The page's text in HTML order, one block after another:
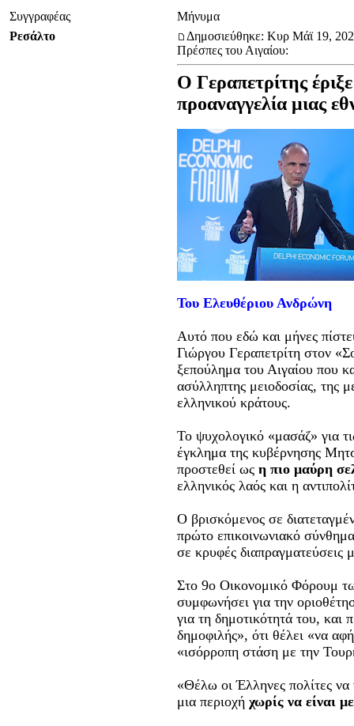
Συγγραφέας
Μήνυμα
Ρεσάλτο
Δημοσιεύθηκε: Κυρ Μάϊ 19,
Πρέσπες του Αιγαίου:
Ο Γεραπετρίτης
προαναγγελία μιας
Του Ελευθέριου Ανδρώνη
Αυτό που εδώ και μήνες
Γιώργου Γεραπετρίτη στον
ξεπούλημα του Αιγαίου που
ασύλληπτης μειοδοσίας, της
ελληνικού κράτους.
Το ψυχολογικό «μασάζ» για
έγκλημα της κυβέρνησης
προστεθεί ως η πιο μαύρη
ελληνικός λαός και η
Ο βρισκόμενος σε
πρώτο επικοινωνιακό
σε κρυφές διαπραγματεύσεις
Στο 9ο Οικονομικό Φόρουμ
συμφωνήσει για την
για τη δημοτικότητά του, και
δημοφιλής», ότι θέλει «να
«ισόρροπη στάση με την
«Θέλω οι Έλληνες πολίτες
μια περιοχή χωρίς να είναι